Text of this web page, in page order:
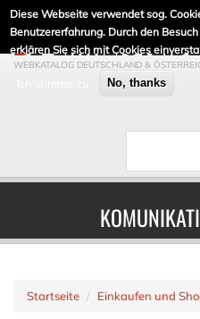
Diese Webseite verwendet sog.
Benutzererfahrung. Durch den
erklären Sie sich mit Cookies
No, thanks
DE-LINKLISTE.DE
WEBKATALOG DEUTSCHLAND &
Startseite Einkaufen und